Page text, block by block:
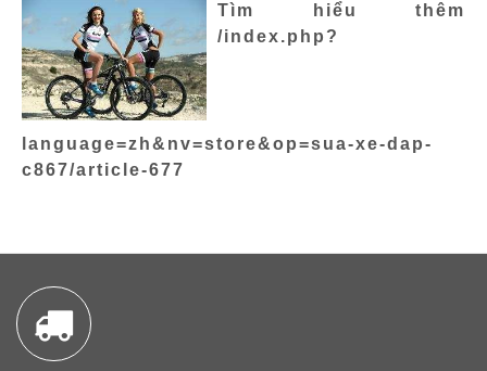
Tìm hiểu thêm
/index.php?
language=zh&nv=store&op=sua-xe-dap-
c867/article-677